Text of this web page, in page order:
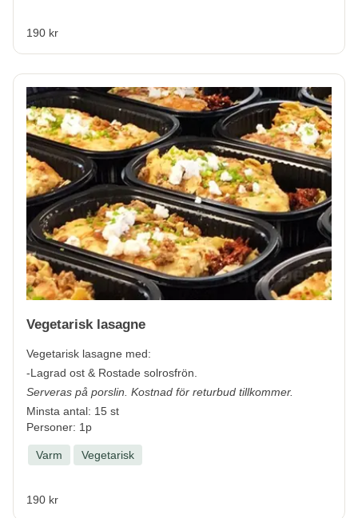
190 kr
Vegetarisk lasagne
Vegetarisk lasagne med:
-Lagrad ost & Rostade solrosfrön.
Serveras på porslin. Kostnad för returbud tillkommer.
Minsta antal: 15 st
Personer: 1p
Varm Vegetarisk
190 kr